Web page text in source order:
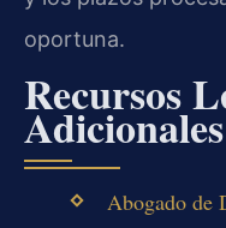
oportuna.
Recursos
Adicionales
Abogado de